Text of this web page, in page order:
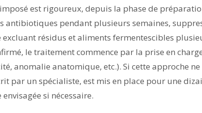
est rigoureux, depuis la phase de
antibiotiques pendant plusieurs semaines,
résidus et aliments fermentescibles
le traitement commence par la prise en
anomalie anatomique, etc.). Si cette approche
par un spécialiste, est mis en place pour une
si nécessaire.